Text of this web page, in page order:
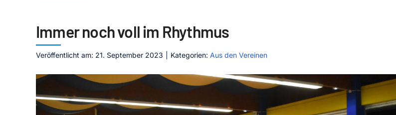
Immer noch voll im Rhythmus
Veröffentlicht am: 21. September 2023 Kategorien: Aus den Vereinen